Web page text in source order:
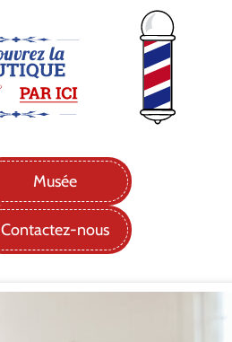
Musée
Contactez-nous